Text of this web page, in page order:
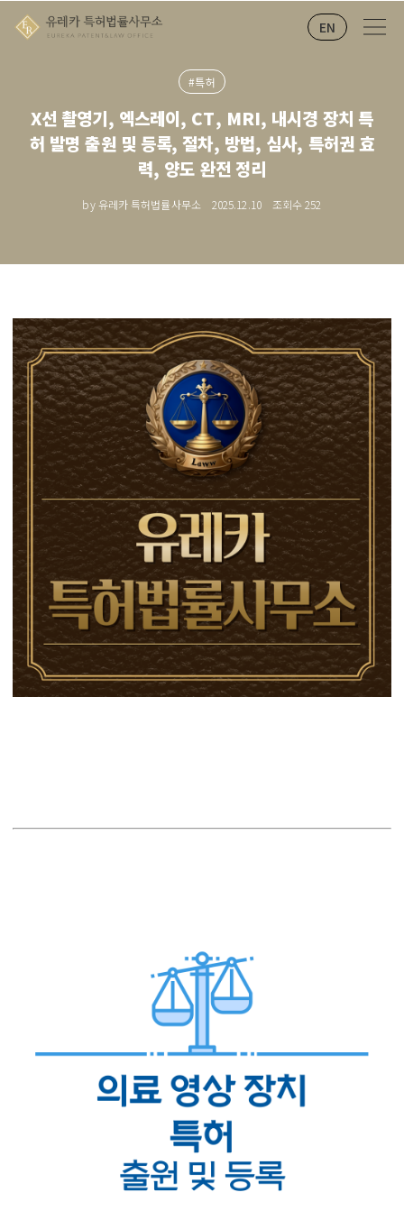
EN
#특허
X선 촬영기, 엑스레이, CT, MRI, 내시경 장치 특
허 발명 출원 및 등록, 절차, 방법, 심사, 특허권 효
력, 양도 완전 정리
by 유레카 특허법률사무소 2025.12.10 조회수252